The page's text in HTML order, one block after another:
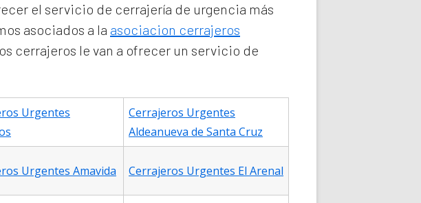
el servicio de cerrajería de urgencia más
asociados a la asociacion cerrajeros
cerrajeros le van a ofrecer un servicio de
Urgentes
Cerrajeros Urgentes
Aldeanueva de Santa Cruz
Urgentes Amavida Cerrajeros Urgentes El Arenal